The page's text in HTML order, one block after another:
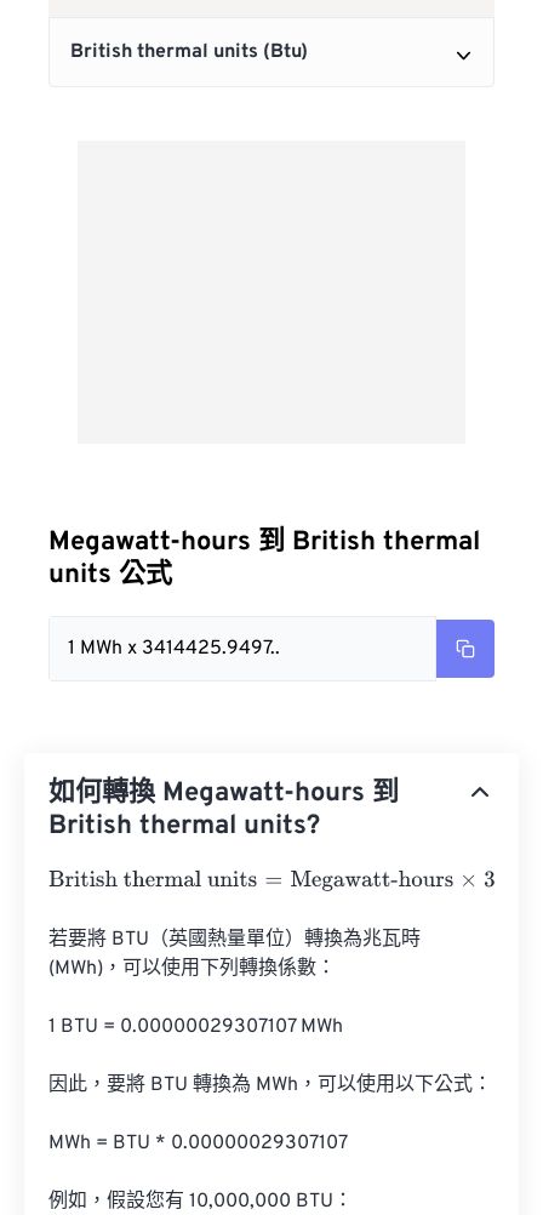
Megawatt-hours 到 British thermal
units 公式
1 MWh x 3414425.9497..
如何轉換 Megawatt-hours 到
British thermal units?
British thermal units=Megawatt-hours×3414425.9497
若要將 BTU（英國熱量單位）轉換為兆瓦時
(MWh)，可以使用下列轉換係數：
1 BTU = 0.00000029307107 MWh
因此，要將 BTU 轉換為 MWh，可以使用以下公式：
MWh = BTU * 0.00000029307107
例如，假設您有 10,000,000 BTU：